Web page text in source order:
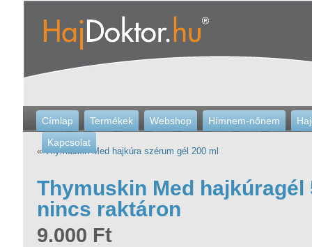
Címlap Termékek Webshop Hímnem-nőnem
Kapcsolat
«Thymuskin Med hajkúra szérum gél 200 ml
Thymuskin Med hajkúragél
nincs raktáron
9.000 Ft